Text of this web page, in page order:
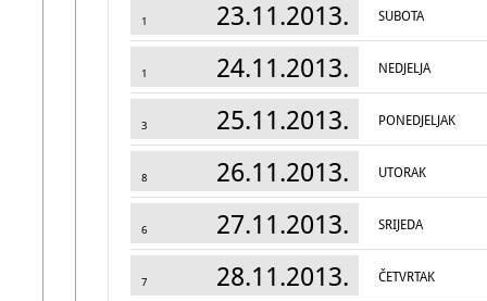
1 23.11.2013. SUBOTA
1 24.11.2013. NEDJELJA
3 25.11.2013. PONEDJELJAK
8 26.11.2013. UTORAK
6 27.11.2013. SRIJEDA
7 28.11.2013. ČETVRTAK